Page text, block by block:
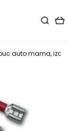
auto mama, izolat